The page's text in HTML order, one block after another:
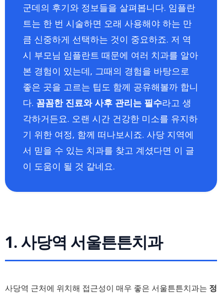
군데의 후기와 정보들을 살펴봅니다. 임플란
트는 한 번 시술하면 오래 사용해야 하는 만
큼 신중하게 선택하는 것이 중요하죠. 저 역
시 부모님 임플란트 때문에 여러 치과를 알아
본 경험이 있는데, 그때의 경험을 바탕으로
좋은 곳을 고르는 팁도 함께 공유해볼까 합니
다. 꼼꼼한 진료와 사후 관리는 필수라고 생
각하거든요. 오랜 시간 건강한 미소를 유지하
기 위한 여정, 함께 떠나보시죠. 사당 지역에
서 믿을 수 있는 치과를 찾고 계셨다면 이 글
이 도움이 될 것 같네요.
1. 사당역 서울튼튼치과
사당역 근처에 위치해 접근성이 매우 좋은 서울튼튼치과는 정